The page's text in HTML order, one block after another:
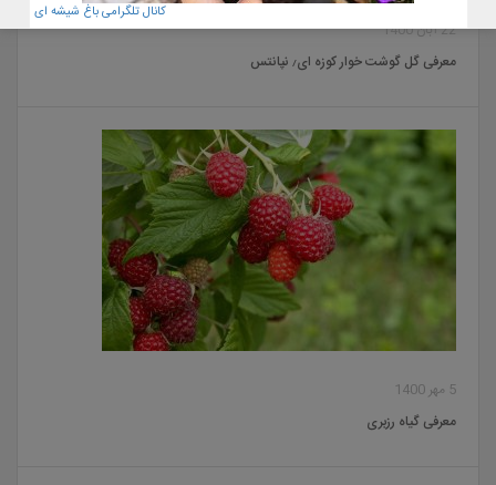
22 آبان 1400
معرفی گل گوشت خوار کوزه ای٫ نپانتس
5 مهر 1400
معرفی گیاه رزبری
کانال تلگرامی باغ شیشه ای